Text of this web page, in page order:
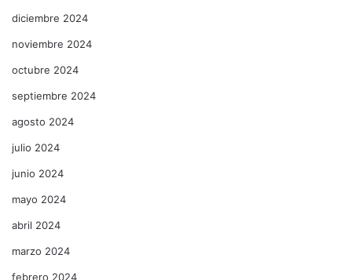
diciembre 2024
noviembre 2024
octubre 2024
septiembre 2024
agosto 2024
julio 2024
junio 2024
mayo 2024
abril 2024
marzo 2024
febrero 2024